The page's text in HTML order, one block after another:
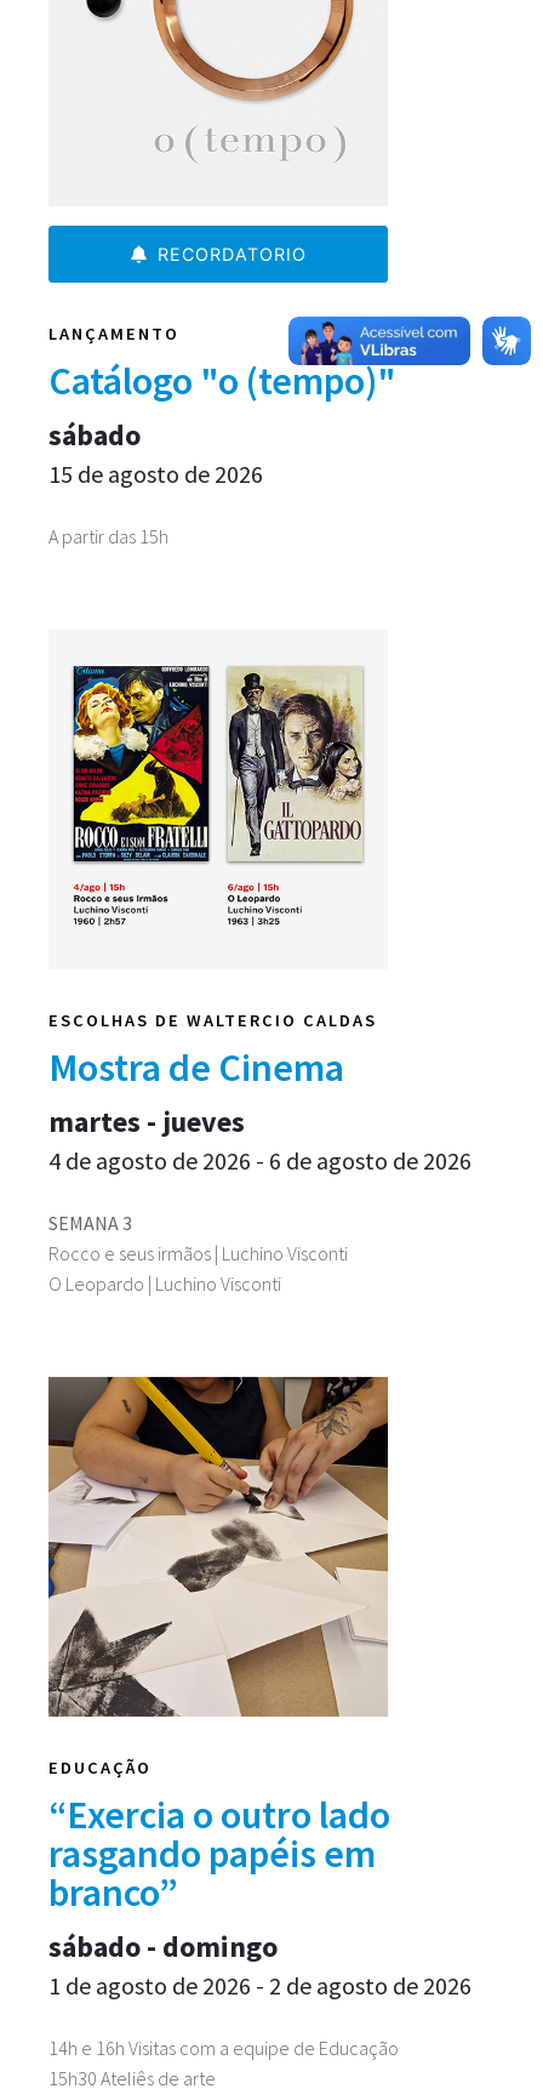
RECORDATORIO
LANÇAMENTO
Catálogo "o (tempo)"
A partir das 15h
sábado
15 de agosto de 2026
ESCOLHAS DE WALTERCIO CALDAS
Mostra de Cinema
SEMANA 3
Rocco e seus irmãos | Luchino Visconti
O Leopardo | Luchino Visconti
martes - jueves
4 de agosto de 2026 - 6 de agosto de 2026
EDUCAÇÃO
“Exercia o outro lado
rasgando papéis em
branco”
14h e 16h Visitas com a equipe de Educação
15h30 Ateliês de arte
sábado - domingo
1 de agosto de 2026 - 2 de agosto de 2026